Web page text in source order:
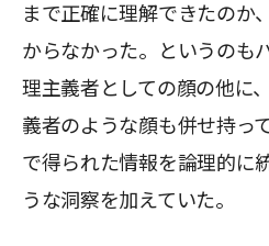
まで正確に理解できたのか
からなかった。というのも
理主義者としての顔の他に
義者のような顔も併せ持っ
で得られた情報を論理的に
うな洞察を加えていた。